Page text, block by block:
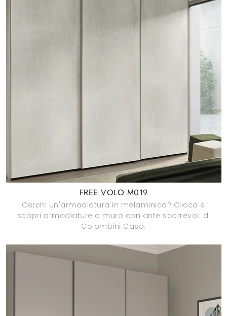
FREE VOLO M019
Cerchi un'armadiatura in melaminico? Clicca e
scopri armadiature a muro con ante scorrevoli di
Colombini Casa.